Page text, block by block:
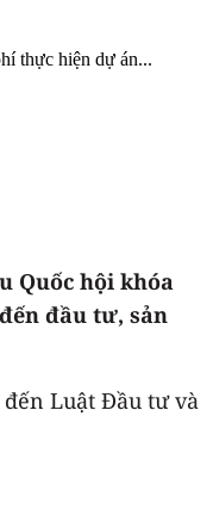
thực hiện dự án...
Quốc hội khóa
đầu tư, sản
Luật Đầu tư và